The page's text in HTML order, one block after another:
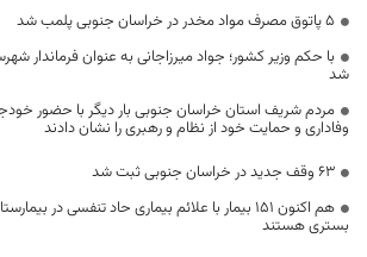
۵ پاتوق مصرف مواد مخدر در خراسان جنوبی پلمب شد
با حکم وزیر کشور؛ جواد میرزاجانی به عنوان فرماندار
شد
مردم شریف استان خراسان جنوبی بار دیگر با حضور
وفاداری و حمایت خود از نظام و رهبری را نشان دادند
۶۳ وقف جدید در خراسان جنوبی ثبت شد
هم اکنون 151 بیمار با علائم بیماری حاد تنفسی در
بستری هستند